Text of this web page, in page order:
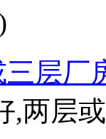
层厂
,两层